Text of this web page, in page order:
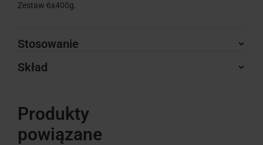
Zestaw 6x400g.
Stosowanie
Skład
Produkty
powiązane